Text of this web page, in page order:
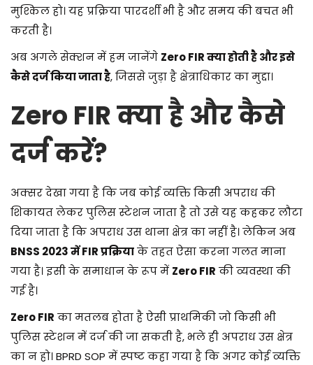
मुश्किल हो। यह प्रक्रिया पारदर्शी भी है और समय की बचत भी
करती है।
अब अगले सेक्शन में हम जानेंगे Zero FIR क्या होती है और इसे
कैसे दर्ज किया जाता है, जिससे जुड़ा है क्षेत्राधिकार का मुद्दा।
Zero FIR क्या है और कैसे
दर्ज करें?
अक्सर देखा गया है कि जब कोई व्यक्ति किसी अपराध की
शिकायत लेकर पुलिस स्टेशन जाता है तो उसे यह कहकर लौटा
दिया जाता है कि अपराध उस थाना क्षेत्र का नहीं है। लेकिन अब
BNSS 2023 में FIR प्रक्रियाके तहत ऐसा करना गलत माना
गया है। इसी के समाधान के रूप में Zero FIR की व्यवस्था की
गई है।
Zero FIR का मतलब होता है ऐसी प्राथमिकी जो किसी भी
पुलिस स्टेशन में दर्ज की जा सकती है, भले ही अपराध उस क्षेत्र
का न हो। BPRD SOP में स्पष्ट कहा गया है कि अगर कोई व्यक्ति